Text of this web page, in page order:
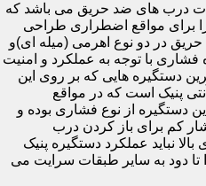
درب های ضد حریق می باشد که
برای مواقع اضطراری طراحی
در دو نوع اهرمی (میله ای)و
با توجه به عملکرد و امنیت
دستگیره هایی که بر روی این
پنیک است که در مواقع
دستگیره از نوع فشاری بوده و
کم برای باز کردن درب
نباید عملکرد دستگیره پنیک
تا دود به سایر طبقات سرایت می